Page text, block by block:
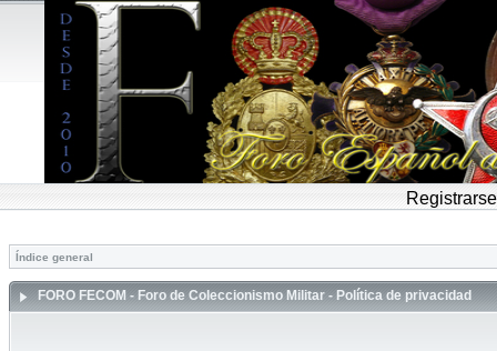
Registrarse
Índice general
FORO FECOM - Foro de Coleccionismo Militar - Política de privacidad